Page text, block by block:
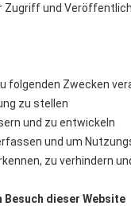
Zugriff und
folgenden Zwecken
zu stellen
und zu entwickeln
und um
zu verhindern
dieser Website